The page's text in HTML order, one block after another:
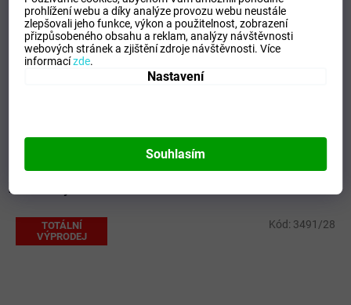
prohlížení webu a díky analýze provozu webu neustále
zlepšovali jeho funkce, výkon a použitelnost,zobrazení
přizpůsobeného obsahu a reklam, analýzy návštěvnosti
webových stránek a zjištění zdroje návštěvnosti.Více
informacízde.
Nastavení
Souhlasím
Mohlo by se vám líbit
TOTÁLNÍ
VÝPRODEJ
Kód: 3491/28
Doplňkové parametry
Kategorie:
Obuv
Záruka:
2 roky